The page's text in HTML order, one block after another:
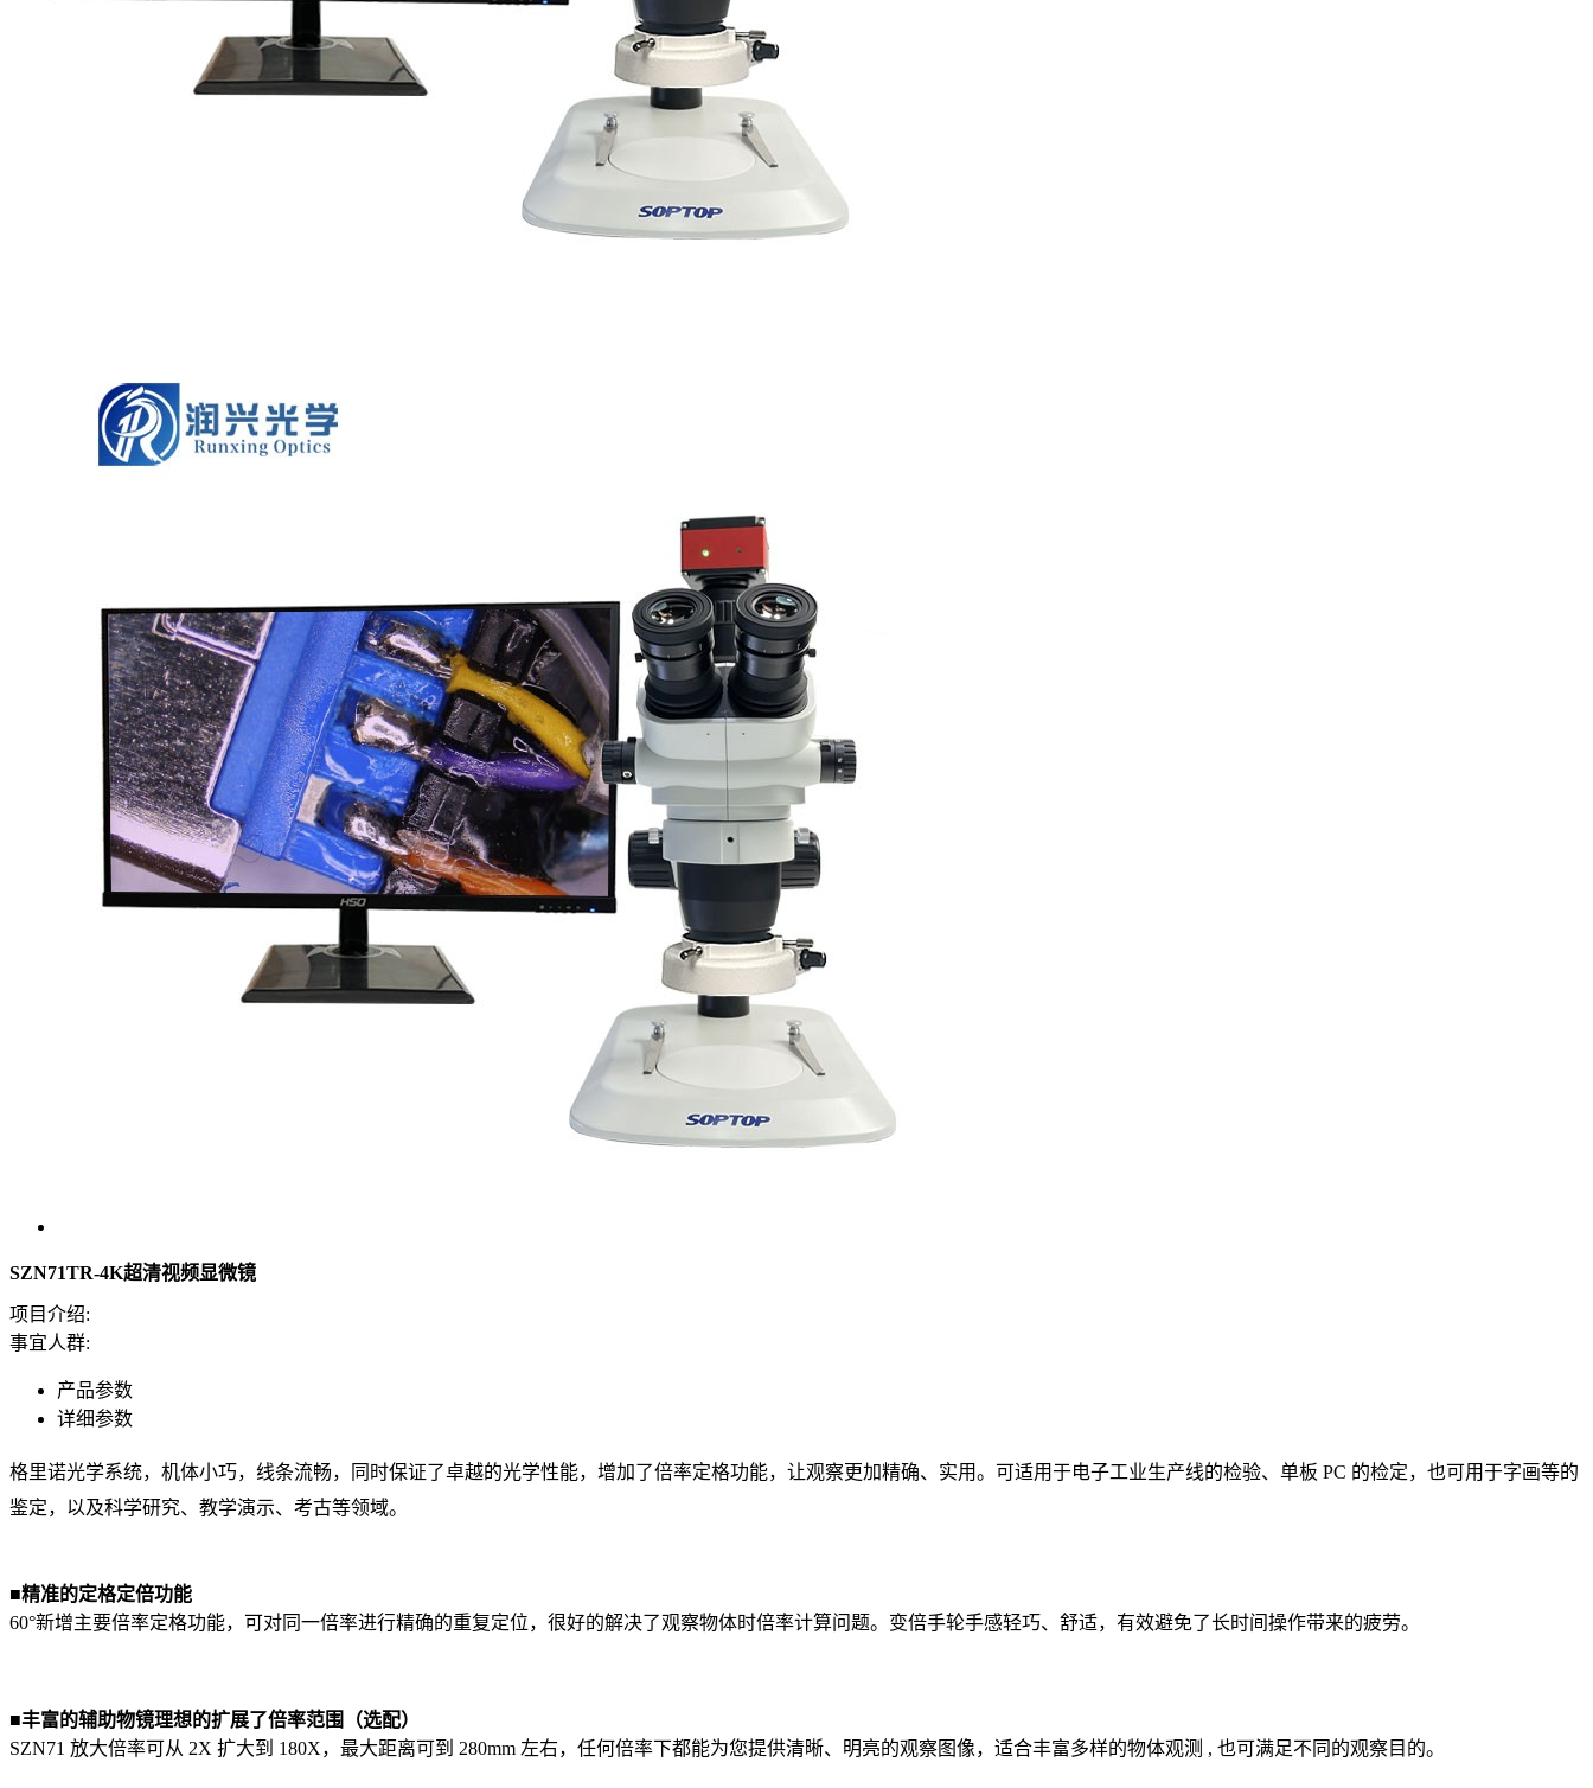
SZN71TR-4K超清视频显微镜
项目介绍:
事宜人群:
产品参数
详细参数
格里诺光学系统，机体小巧，线条流畅，同时保证了卓越的光学性能，增加了倍率定格功能，让观察更加精确、实用。可适用于电子工业生产线的检验、单板 PC 的检定，也可用于字画等的
鉴定，以及科学研究、教学演示、考古等领域。
■精准的定格定倍功能
60°新增主要倍率定格功能，可对同一倍率进行精确的重复定位，很好的解决了观察物体时倍率计算问题。变倍手轮手感轻巧、舒适，有效避免了长时间操作带来的疲劳。
■丰富的辅助物镜理想的扩展了倍率范围（选配）
SZN71 放大倍率可从 2X 扩大到 180X，最大距离可到 280mm 左右，任何倍率下都能为您提供清晰、明亮的观察图像，适合丰富多样的物体观测 , 也可满足不同的观察目的。